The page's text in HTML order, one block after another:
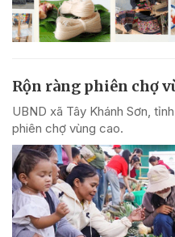
Rộn ràng phiên chợ
UBND xã Tây Khánh Sơn,
phiên chợ vùng cao.